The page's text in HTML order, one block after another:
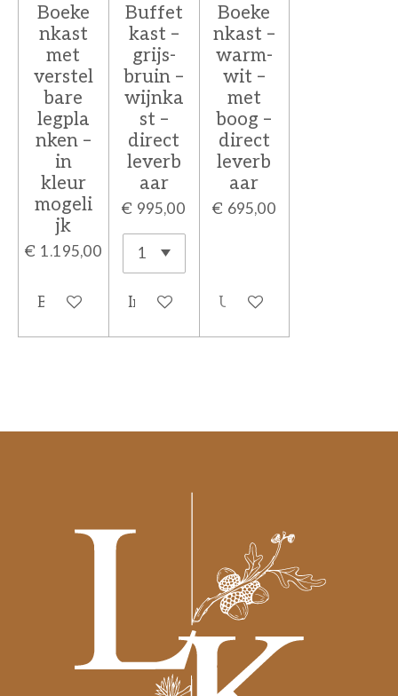
Boeke
nkast
met
verstel
bare
legpla
nken –
in
kleur
mogeli
jk
€ 1.195,00
Bekijk details
Buffet
kast –
grijs-
bruin –
wijnka
st –
direct
leverb
aar
€ 995,00
In winkelwagen
Boeke
nkast –
warm-
wit –
met
boog –
direct
leverb
aar
€ 695,00
Uitverkocht